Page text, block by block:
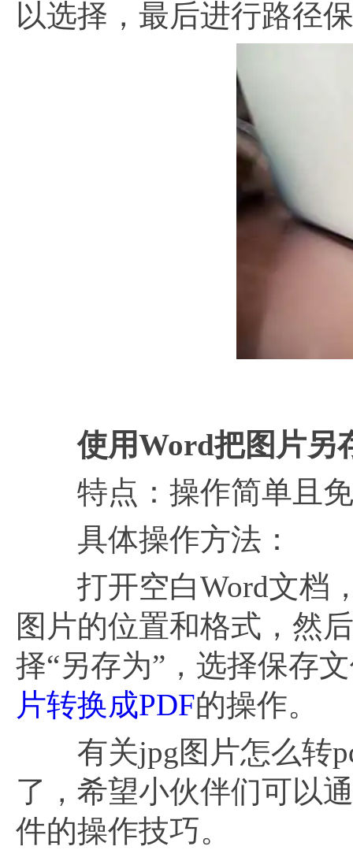
以选择，最后进行路径
使用Word把图片另
特点：操作简单且免
具体操作方法：
打开空白Word文档，
图片的位置和格式，然
择“另存为”，选择保存
片转换成PDF的操作。
有关jpg图片怎么转
了，希望小伙伴们可以
件的操作技巧。